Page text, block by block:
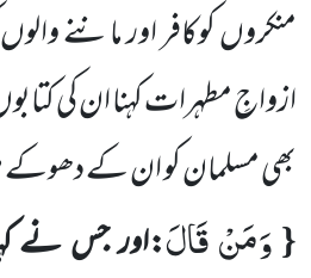
منکروں کوکافر اور ماننے
ازواجِ مطہرات کہنا ان کی
بھی مسلمانکو ان کے دھوکے
{وَمَنْ قَالَ:اور جس نے